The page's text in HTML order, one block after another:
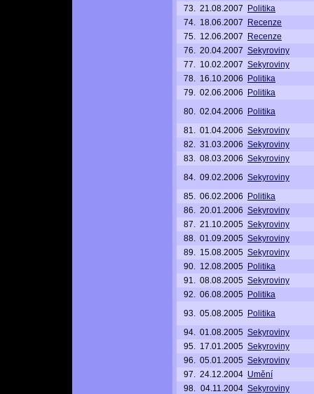
73. 21.08.2007
Politika
74. 18.06.2007
Recenze
75. 12.06.2007
Recenze
76. 20.04.2007 Sekyroviny
77. 10.02.2007 Sekyroviny
78. 16.10.2006
Politika
79. 02.06.2006
Politika
80. 02.04.2006
Politika
81. 01.04.2006 Sekyroviny
82. 31.03.2006 Sekyroviny
83. 08.03.2006 Sekyroviny
84. 09.02.2006 Sekyroviny
85. 06.02.2006
Politika
86. 20.01.2006 Sekyroviny
87. 21.10.2005 Sekyroviny
88. 01.09.2005 Sekyroviny
89. 15.08.2005 Sekyroviny
90. 12.08.2005 Politika
91. 08.08.2005 Sekyroviny
92. 06.08.2005 Politika
93. 05.08.2005 Politika
94. 01.08.2005 Sekyroviny
95. 17.01.2005 Sekyroviny
96. 05.01.2005 Sekyroviny
97. 24.12.2004 Umění
98. 04.11.2004 Sekyroviny